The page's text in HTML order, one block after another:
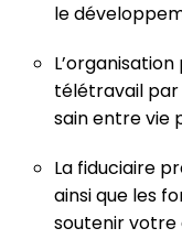
le
télétravail par
sain entre vie
La fiduciaire
ainsi que les
soutenir votre